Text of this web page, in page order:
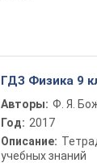
ГДЗ Физика 9
Авторы: Ф. Я.
Год: 2017
Описание:
учебных знаний